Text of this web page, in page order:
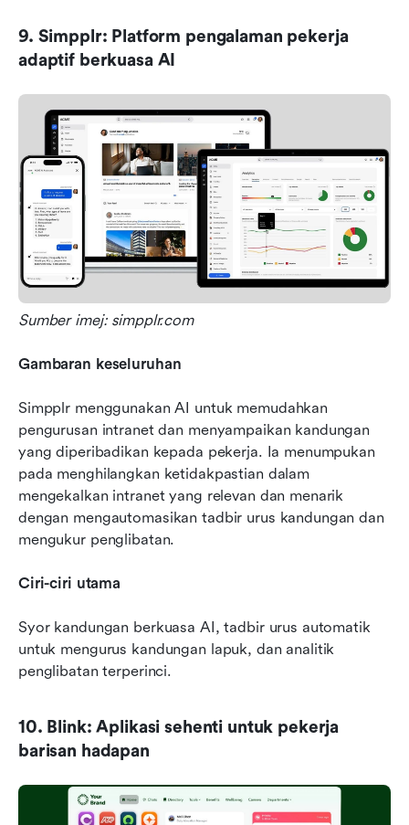
9. Simpplr: Platform pengalaman pekerja
adaptif berkuasa AI
Sumber imej: simpplr.com
Gambaran keseluruhan
Simpplr menggunakan AI untuk memudahkan
pengurusan intranet dan menyampaikan kandungan
yang diperibadikan kepada pekerja. Ia menumpukan
pada menghilangkan ketidakpastian dalam
mengekalkan intranet yang relevan dan menarik
dengan mengautomasikan tadbir urus kandungan dan
mengukur penglibatan.
Ciri-ciri utama
Syor kandungan berkuasa AI, tadbir urus automatik
untuk mengurus kandungan lapuk, dan analitik
penglibatan terperinci.
10. Blink: Aplikasi sehenti untuk pekerja
barisan hadapan